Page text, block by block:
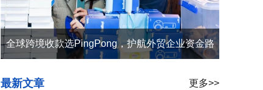
全球跨境收款选PingPong，护航外贸企业资金路
更多>>
最新文章